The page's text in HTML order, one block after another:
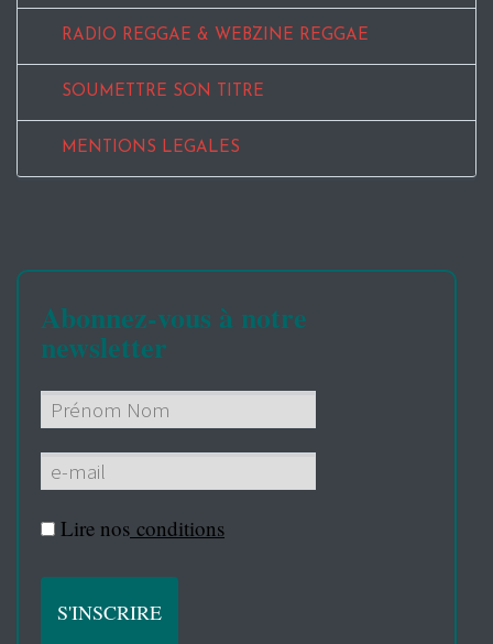
RADIO REGGAE & WEBZINE REGGAE
SOUMETTRE SON TITRE
MENTIONS LEGALES
Abonnez-vous à notre
newsletter
Lire nos conditions